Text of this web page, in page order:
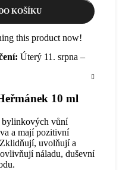
KOŠÍKU
this product now!
Úterý 11. srpna –
10 ml
bylinkových vůní
a mají pozitivní
uvolňují a
náladu, duševní